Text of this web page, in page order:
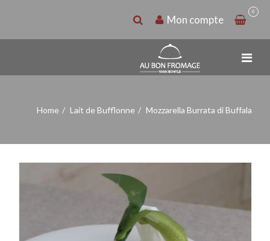
0
Mon compte
Home Lait de Bufflonne Mozzarella Burrata di Buffala